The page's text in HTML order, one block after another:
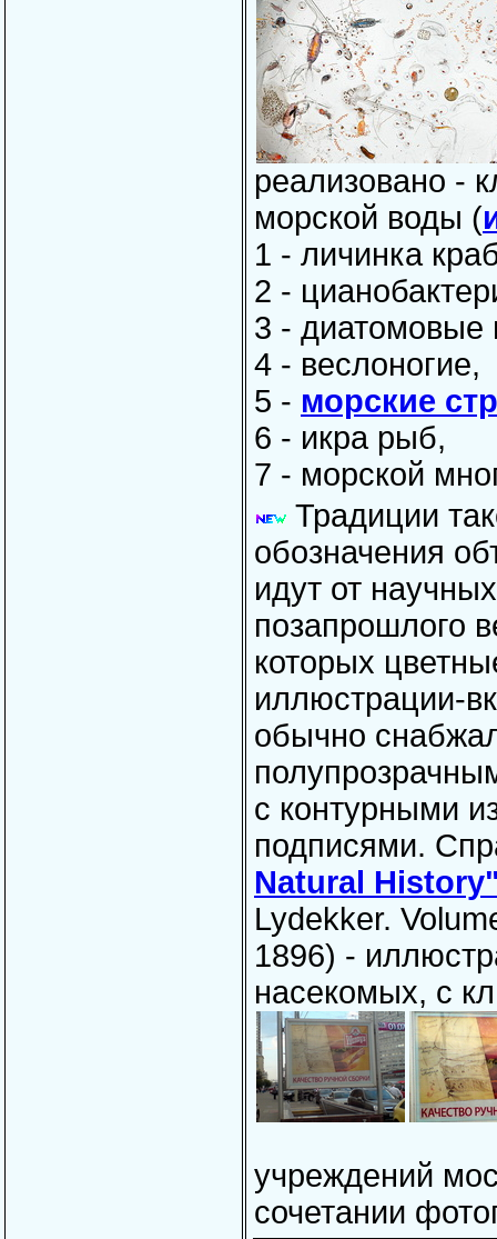
реализовано -
морской воды (
1 - личинка
2 -
3 - диатомовые
4 - веслоногие,
5 - морские
6 - икра рыб,
7 - морской
Традиции
обозначения
идут от
позапрошлого
которых
иллюстрации-
обычно
с контурными
подписями.
Natural
Lydekker.
1896) -
насекомых, с
учреждений
сочетании